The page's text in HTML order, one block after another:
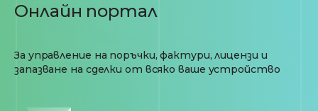
Онлайн портал
За управление на поръчки, фактури, лицензи и
запазване на сделки от всяко ваше устройство